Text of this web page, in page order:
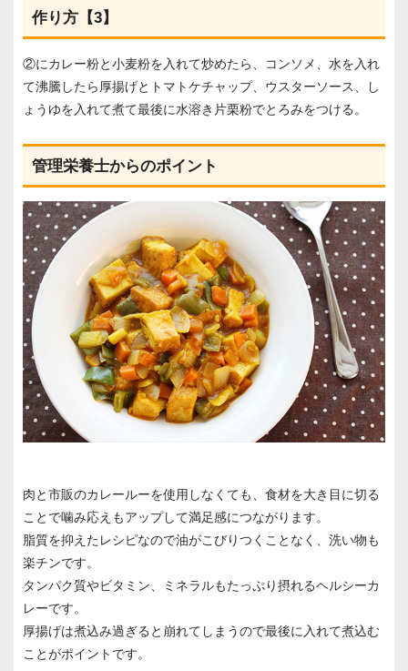
作り方【3】
②にカレー粉と小麦粉を入れて炒めたら、コンソメ、水を入れ
て沸騰したら厚揚げとトマトケチャップ、ウスターソース、し
ょうゆを入れて煮て最後に水溶き片栗粉でとろみをつける。
管理栄養士からのポイント
肉と市販のカレールーを使用しなくても、食材を大き目に切る
ことで噛み応えもアップして満足感につながります。
脂質を抑えたレシピなので油がこびりつくことなく、洗い物も
楽チンです。
タンパク質やビタミン、ミネラルもたっぷり摂れるヘルシーカ
レーです。
厚揚げは煮込み過ぎると崩れてしまうので最後に入れて煮込む
ことがポイントです。